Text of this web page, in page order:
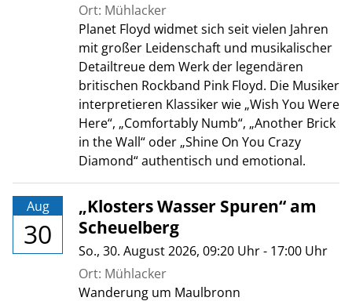
Ort: Mühlacker
Planet Floyd widmet sich seit vielen Jahren
mit großer Leidenschaft und musikalischer
Detailtreue dem Werk der legendären
britischen Rockband Pink Floyd. Die Musiker
interpretieren Klassiker wie „Wish You Were
Here“, „Comfortably Numb“, „Another Brick
in the Wall“ oder „Shine On You Crazy
Diamond“ authentisch und emotional.
Aug
30
„Klosters Wasser Spuren“ am
Scheuelberg
So., 30. August 2026, 09:20 Uhr- 17:00 Uhr
Ort: Mühlacker
Wanderung um Maulbronn